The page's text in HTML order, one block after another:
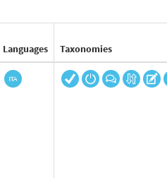
Languages Taxonomies